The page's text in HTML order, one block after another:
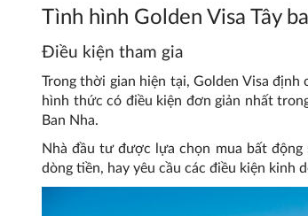
Tình hình Golden Visa Tây
Điều kiện tham gia
Trong thời gian hiện tại, Golden Visa
hình thức có điều kiện đơn giản nhất
Ban Nha.
Nhà đầu tư được lựa chọn mua bất
dòng tiền, hay yêu cầu các điều kiện kinh